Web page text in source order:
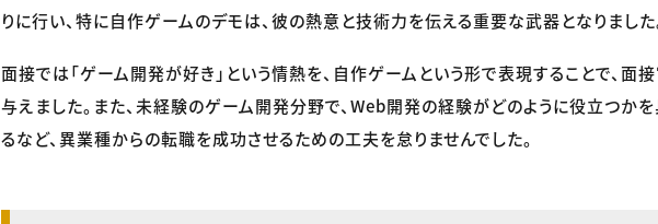
りに行い、特に自作ゲームのデモは、彼の熱意と技術力を伝える重要な武器となりました
面接では「ゲーム開発が好き」という情熱を、自作ゲームという形で表現することで、面
与えました。また、未経験のゲーム開発分野で、Web開発の経験がどのように役立つか
るなど、異業種からの転職を成功させるための工夫を怠りませんでした。